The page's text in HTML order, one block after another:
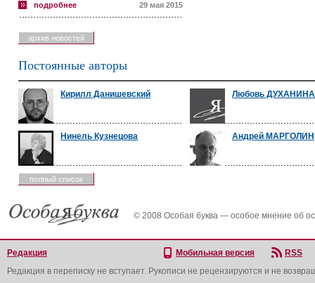
подробнее 29 мая 2015
архив новостей
Постоянные авторы
Кирилл Данишевский Любовь ДУХАНИНА
Нинель Кузнецова Андрей МАРГОЛИН
полный список
© 2008 Особая буква — особое мнение об
Редакция Мобильная версия
RSS
Редакция в переписку не вступает. Рукописи не рецензируются и не